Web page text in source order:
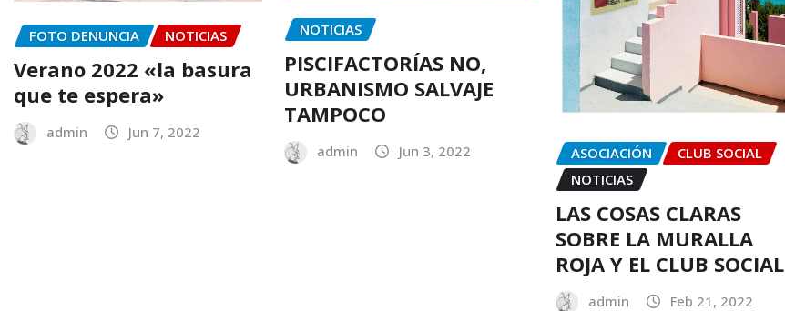
FOTO DENUNCIA NOTICIAS
Verano 2022 «la basura
que te espera»
admin Jun 7, 2022
NOTICIAS
PISCIFACTORÍAS NO,
URBANISMO SALVAJE
TAMPOCO
admin Jun 3, 2022 ASOCIACIÓN
CLUB SOCIAL
NOTICIAS
LAS COSAS CLARAS
SOBRE LA MURALLA
ROJA Y EL CLUB SOCIAL
admin Feb 21, 2022